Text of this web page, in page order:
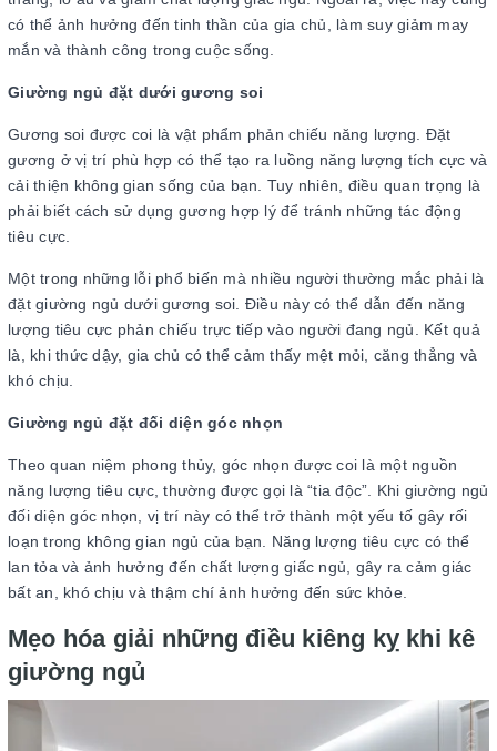
có thể ảnh hưởng đến tinh thần của gia chủ, làm suy giảm may
mắn và thành công trong cuộc sống.
Giường ngủ đặt dưới gương soi
Gương soi được coi là vật phẩm phản chiếu năng lượng. Đặt
gương ở vị trí phù hợp có thể tạo ra luồng năng lượng tích cực và
cải thiện không gian sống của bạn. Tuy nhiên, điều quan trọng là
phải biết cách sử dụng gương hợp lý để tránh những tác động
tiêu cực.
Một trong những lỗi phổ biến mà nhiều người thường mắc phải là
đặt giường ngủ dưới gương soi. Điều này có thể dẫn đến năng
lượng tiêu cực phản chiếu trực tiếp vào người đang ngủ. Kết quả
là, khi thức dậy, gia chủ có thể cảm thấy mệt mỏi, căng thẳng và
khó chịu.
Giường ngủ đặt đối diện góc nhọn
Theo quan niệm phong thủy, góc nhọn được coi là một nguồn
năng lượng tiêu cực, thường được gọi là “tia độc”. Khi giường ngủ
đối diện góc nhọn, vị trí này có thể trở thành một yếu tố gây rối
loạn trong không gian ngủ của bạn. Năng lượng tiêu cực có thể
lan tỏa và ảnh hưởng đến chất lượng giấc ngủ, gây ra cảm giác
bất an, khó chịu và thậm chí ảnh hưởng đến sức khỏe.
Mẹo hóa giải những điều kiêng kỵ khi kê
giường ngủ